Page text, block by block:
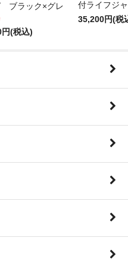
ブラック×グレ
(税込)
付ライフジ
35,200円(税